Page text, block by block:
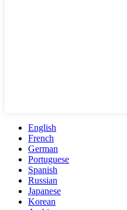
English
French
German
Portuguese
Spanish
Russian
Japanese
Korean